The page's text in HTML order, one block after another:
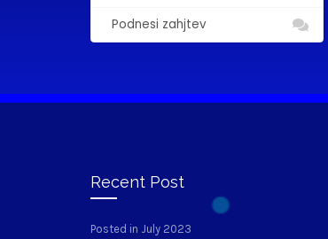
Podnesi zahjtev
Recent Post
Posted in July 2023